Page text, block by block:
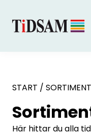
START / SORTIMENT
Här hittar du alla